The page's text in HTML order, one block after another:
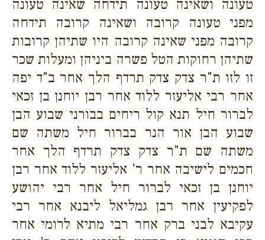
טעונה ושאינה טעונה תידחה שאינה טעונה
מפני טעונה קרובה ושאינה קרובה תידחה
קרובה מפני שאינה קרובה היו שתיהן קרובות
שתיהן רחוקות הטל פשרה ביניהן ומעלות שכר
זו לזו ת"ר צדק צדק תרדף הלך אחר ב"ד יפה
אחר רבי אליעזר ללוד אחר רבן יוחנן בן זכאי
לברור חיל תנא קול ריחים בבורני שבוע הבן
שבוע הבן אור הנר בברור חיל משתה שם
משתה שם ת"ר צדק צדק תרדף הלך אחר
חכמים לישיבה אחר ר' אליעזר ללוד אחר רבן
יוחנן בן זכאי לברור חיל אחר רבי יהושע
לפקיעין אחר רבן גמליאל ליבנא אחר רבי
עקיבא לבני ברק אחר רבי מתיא לרומי אחר